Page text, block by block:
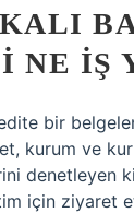
NE IŞ
bir
kurum ve
denetleyen
için ziyaret